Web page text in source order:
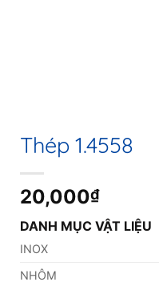
Thép 1.4558
20,000₫
DANH MỤC VẬT LIỆU
INOX
NHÔM